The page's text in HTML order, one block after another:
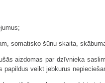
somatisko šūnu skaita,
aizdomas par dzīvnieka
papildus veikt jebkurus